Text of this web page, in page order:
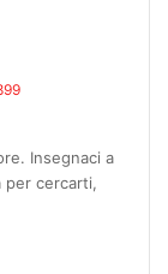
Insegnaci a
per cercarti,